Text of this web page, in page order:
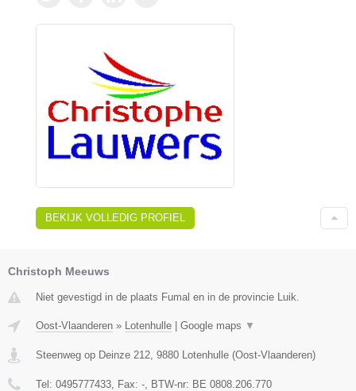
BEKIJK VOLLEDIG PROFIEL
Christoph Meeuws
Niet gevestigd in de plaats Fumal en in de provincie Luik.
Oost-Vlaanderen » Lotenhulle Google maps ▼
Steenweg op Deinze 212 9880 Lotenhulle (Oost-Vlaanderen)
Tel: 0495777433 , Fax: - , BTW-nr: BE 0808.206.770